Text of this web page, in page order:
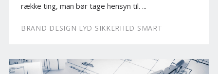
række ting, man bør tage hensyn til. ...
BRAND DESIGN LYD SIKKERHED SMART